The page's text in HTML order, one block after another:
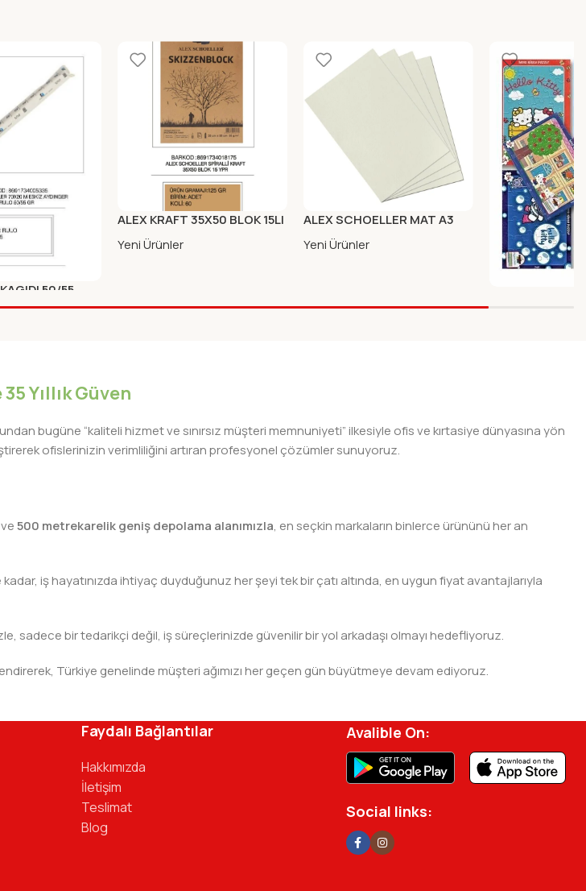
50/55
ALEX KRAFT 35X50 BLOK 15LI
Yeni Ürünler
ALEX SCHOELLER MAT A3
29.7X42CM 100LU
Yeni Ürünler
Yıllık Güven
bugüne “kaliteli hizmet ve sınırsız müşteri memnuniyeti” ilkesiyle ofis ve kırtasiye dünyasına yön
ofislerinizin verimliliğini artıran profesyonel çözümler sunuyoruz.
ve500 metrekarelik geniş depolama alanımızla, en seçkin markaların binlerce ürününü her an
iş hayatınızda ihtiyaç duyduğunuz her şeyi tek bir çatı altında, en uygun fiyat avantajlarıyla
sadece bir tedarikçi değil, iş süreçlerinizde güvenilir bir yol arkadaşı olmayı hedefliyoruz.
Türkiye genelinde müşteri ağımızı her geçen gün büyütmeye devam ediyoruz.
Faydalı Bağlantılar
Hakkımızda
İletişim
Teslimat
Blog
Avalible On:
Social links: